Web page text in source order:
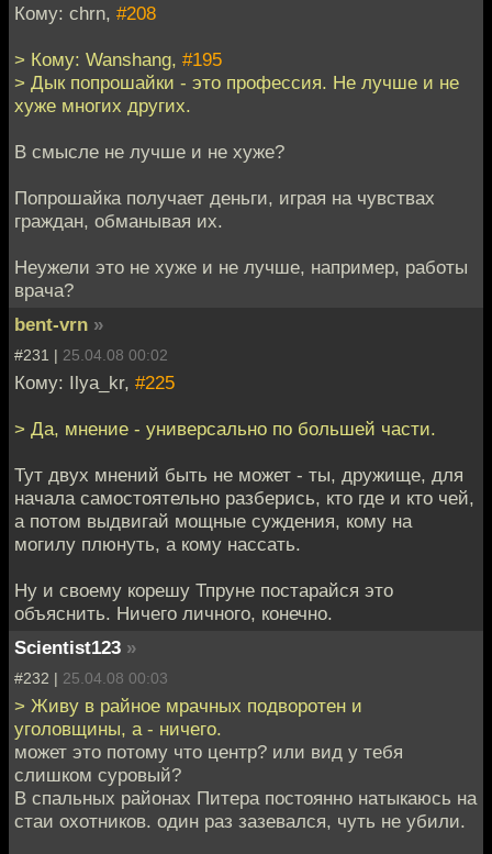
Кому: chrn, #208
> Кому: Wanshang, #195
> Дык попрошайки - это профессия. Не лучше и не
хуже многих других.
В смысле не лучше и не хуже?
Попрошайка получает деньги, играя на чувствах
граждан, обманывая их.
Неужели это не хуже и не лучше, например, работы
врача?
bent-vrn »
#231 | 25.04.08 00:02
Кому: Ilya_kr, #225
> Да, мнение - универсально по большей части.
Тут двух мнений быть не может - ты, дружище, для
начала самостоятельно разберись, кто где и кто чей,
а потом выдвигай мощные суждения, кому на
могилу плюнуть, а кому нассать.
Ну и своему корешу Тпруне постарайся это
объяснить. Ничего личного, конечно.
Scientist123 »
#232 | 25.04.08 00:03
> Живу в райное мрачных подворотен и
уголовщины, а - ничего.
может это потому что центр? или вид у тебя
слишком суровый?
В спальных районах Питера постоянно натыкаюсь на
стаи охотников. один раз зазевался, чуть не убили.